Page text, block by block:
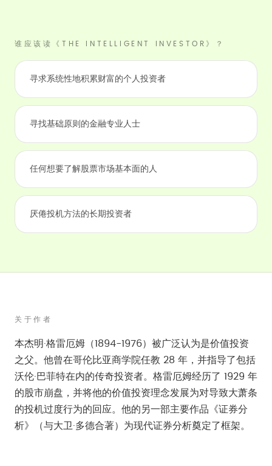
谁应该读《THE INTELLIGENT INVESTOR》？
寻求系统性地积累财富的个人投资者
寻找基础原则的金融专业人士
任何想要了解股票市场基本面的人
厌倦投机方法的长期投资者
关于作者
本杰明·格雷厄姆（1894-1976）被广泛认为是价值投资
之父。他曾在哥伦比亚商学院任教 28 年，并指导了包括
沃伦·巴菲特在内的传奇投资者。格雷厄姆经历了 1929 年
的股市崩盘，并将他的价值投资理念发展为对导致大萧条
的投机过度行为的回应。他的另一部主要作品《证券分
析》（与大卫·多德合著）为现代证券分析奠定了框架。